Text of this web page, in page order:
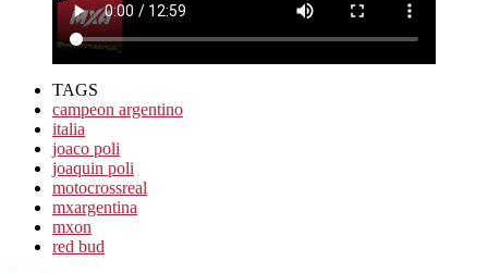
TAGS
campeon argentino
italia
joaco poli
joaquin poli
motocrossreal
mxargentina
mxon
red bud